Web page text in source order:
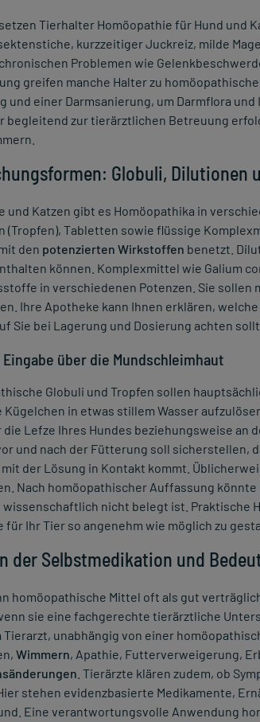
Tierhalter Homöopathie für Hund und
kurzzeitiger Juckreiz, milde
Problemen wie
greifen manche Halter zu
und einer Darmsanierung, um Darmflora
begleitend zur tierärztlichen Betreuung
Globuli, Dilutionen
und Katzen gibt es Homöopathika in
(Tropfen), Tabletten sowie flüssige
den potenzierten Wirkstoffen benetzt.
können. Komplexmittel wie Galium
in verschiedenen Potenzen. Sie
Ihre Apotheke kann Ihnen erklären,
Sie bei Lagerung und Dosierung achten
über die Mundschleimhaut
Globuli und Tropfen sollen
Kügelchen in etwas stillem Wasser
die Lefze Ihres Hundes beziehungsweise an
und nach der Fütterung soll sicherstellen,
der Lösung in Kontakt kommt.
Nach homöopathischer Auffassung
wissenschaftlich nicht belegt ist. Praktische
für Ihr Tier so angenehm wie möglich zu
der Selbstmedikation und
homöopathische Mittel oft als gut
sie eine fachgerechte tierärztliche
Tierarzt, unabhängig von einer
Wimmern, Apathie, Futterverweigerung,
. Tierärzte klären zudem, ob
stehen evidenzbasierte Medikamente,
Eine verantwortungsvolle Anwendung